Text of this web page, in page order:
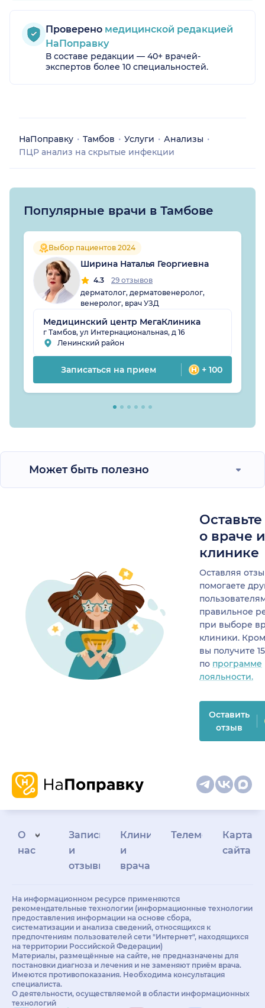
Проверено медицинской редакцией
НаПоправку
В составе редакции — 40+ врачей-
экспертов более 10 специальностей.
НаПоправку Тамбов Услуги
Анализы
ПЦР анализ на скрытые инфекции
Популярные врачи в Тамбове
Выбор пациентов 2024
Ширина Наталья Георгиевна
4.3
29 отзывов
дерматолог, дерматовенеролог,
венеролог, врач УЗД
Медицинский центр МегаКлиника
г Тамбов, ул Интернациональная, д 16
Ленинский район
Записаться на прием + 100
Может быть полезно
о враче
клинике
Оставляя
помогаете
правильное
при выборе
клиники.
вы получите
по программе
лояльности.
Оставить
отзыв
О
нас
Запись
и
отзывы
Клиникам
и
врачам
Телемедицина
Карта
сайта
На информационном ресурсе применяются
рекомендательные технологии (информационные технологии
предоставления информации на основе сбора,
систематизации и анализа сведений, относящихся к
предпочтениям пользователей сети "Интернет", находящихся
на территории Российской Федерации)
Материалы, размещённые на сайте, не предназначены для
постановки диагноза и лечения и не заменяют приём врача.
Имеются противопоказания. Необходима консультация
специалиста.
О деятельности, осуществляемой в области информационных
технологий